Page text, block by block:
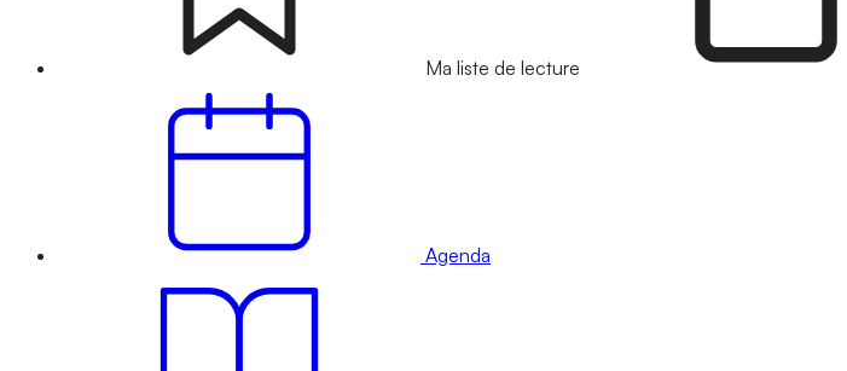
Ma liste de lecture
Agenda